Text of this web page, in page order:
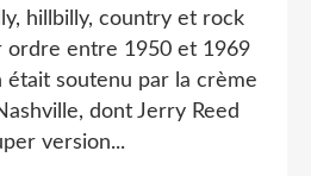
hillbilly, country et rock
ordre entre 1950 et 1969
était soutenu par la crème
dont Jerry Reed
version...